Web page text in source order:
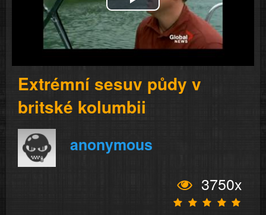
Play
Video
Extrémní sesuv půdy v
britské kolumbii
anonymous
3750x